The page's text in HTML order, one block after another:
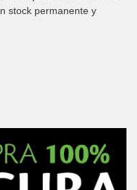
stock permanente y